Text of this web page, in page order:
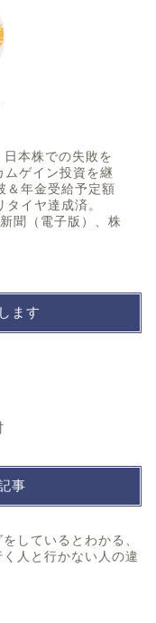
本株での失敗を
ゲイン投資を継
＆年金受給予定額
イヤ達成済。
聞（電子版）、株
ます
事
しているとわかる、
く人と行かない人の違